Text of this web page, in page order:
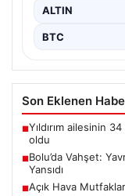
ALTIN
BTC
Son Eklenen
■Yıldırım ailesinin
oldu
■Bolu’da Vahşet:
Yansıdı
■Açık Hava